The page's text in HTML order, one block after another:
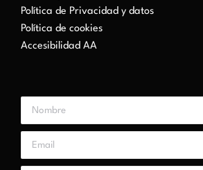
Política de Privacidad y datos
Política de cookies
Accesibilidad AA